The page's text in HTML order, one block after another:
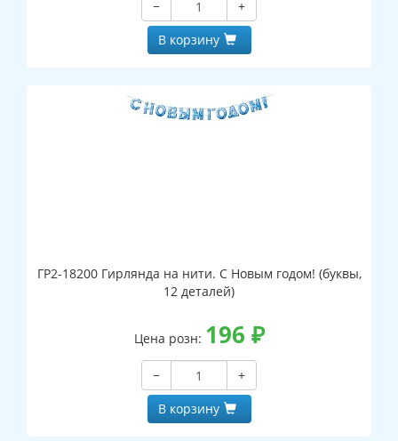
−
+
В корзину
ГР2-18200 Гирлянда на нити. С Новым годом! (буквы,
12 деталей)
Цена розн: 196 ₽
−
+
В корзину